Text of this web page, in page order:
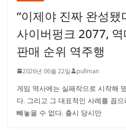
“이제야 진짜 완성
사이버펑크 2077,
판매 순위 역주행
2026년 06월 22일 pullman
게임 역사에는 실패작으로 시작해
다. 그리고 그 대표적인 사례를 꼽
빼놓을 수 없다. 출시 당시만